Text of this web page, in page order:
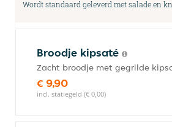
Wordt standaard geleverd met salade en
Broodje kipsaté
Zacht broodje met gegrilde
€ 9,90
incl. statiegeld (€ 0,00)